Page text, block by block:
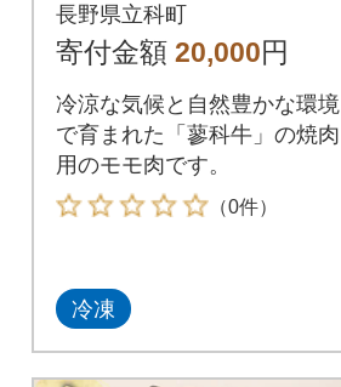
長野県立科町
寄付金額 20,000円
冷涼な気候と自然豊かな環境
で育まれた「蓼科牛」の焼肉
用のモモ肉です。
（0件）
冷凍